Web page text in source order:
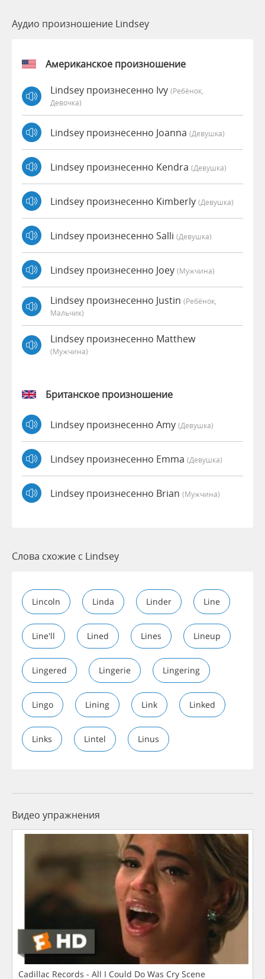
Аудио произношение Lindsey
Американское произношение
Lindsey произнесенно Ivy (Ребёнок,
Девочка)
Lindsey произнесенно Joanna (девушка)
Lindsey произнесенно Kendra (девушка)
Lindsey произнесенно Kimberly (девушка)
Lindsey произнесенно Salli (девушка)
Lindsey произнесенно Joey (мужчина)
Lindsey произнесенно Justin (Ребёнок,
Мальчик)
Lindsey произнесенно Matthew
(мужчина)
Британское произношение
Lindsey произнесенно Amy (девушка)
Lindsey произнесенно Emma (девушка)
Lindsey произнесенно Brian (мужчина)
Слова схожие с Lindsey
Lincoln Linda Linder Line
Line'll Lined Lines Lineup
Lingered Lingerie Lingering
Lingo Lining Link Linked
Links Lintel Linus
Видео упражнения
Cadillac Records - All I Could Do Was Cry Scene